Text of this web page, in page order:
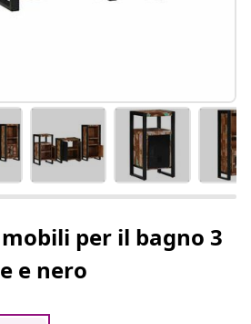
per il bagno 3
e nero